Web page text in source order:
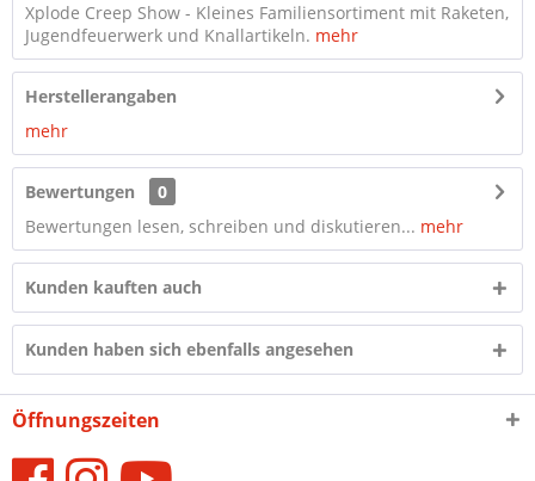
Xplode Creep Show - Kleines Familiensortiment mit Raketen,
Jugendfeuerwerk und Knallartikeln. mehr
Herstellerangaben
mehr
Bewertungen
0
Bewertungen lesen, schreiben und diskutieren... mehr
Kunden kauften auch
Kunden haben sich ebenfalls angesehen
Öffnungszeiten